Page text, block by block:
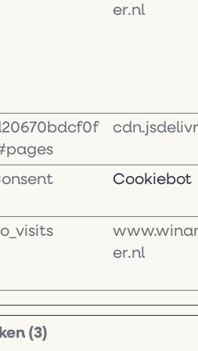
er.nl
Cookiebot
er.nl
(3)